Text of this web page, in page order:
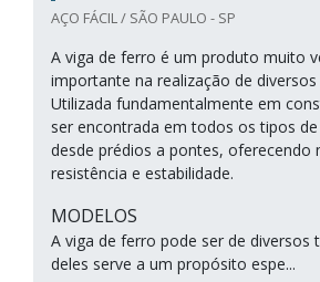
AÇO FÁCIL / SÃO PAULO - SP
A viga de ferro é um produto muito
importante na realização de
Utilizada fundamentalmente em
ser encontrada em todos os tipos
desde prédios a pontes, oferecendo
resistência e estabilidade.
MODELOS
A viga de ferro pode ser de diversos
deles serve a um propósito espe...